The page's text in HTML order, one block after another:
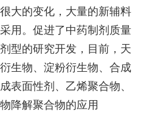
大的变化，大量的新辅料
用。促进了中药制剂质量
型的研究开发，目前，天
生物、淀粉衍生物、合成
表面性剂、乙烯聚合物、
降解聚合物的应用